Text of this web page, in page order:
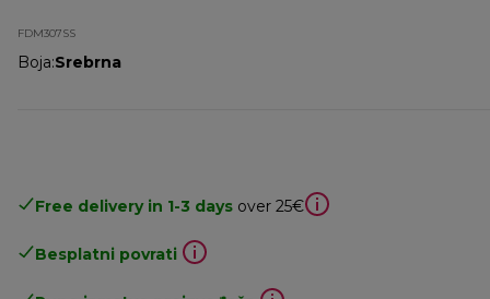
FDM307SS
Boja:Srebrna
Free delivery in 1-3 days over 25€
Besplatni povrati